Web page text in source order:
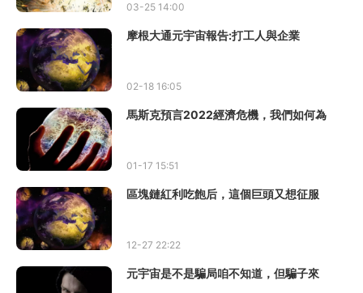
03-25 14:00
摩根大通元宇宙報告:打工人與企業
02-18 16:05
馬斯克預言2022經濟危機，我們如何為
01-17 15:51
區塊鏈紅利吃飽后，這個巨頭又想征服
12-27 22:22
元宇宙是不是騙局咱不知道，但騙子來